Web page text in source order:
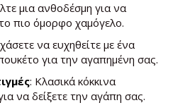
μια ανθοδέσμη για να
πιο όμορφο χαμόγελο.
να ευχηθείτε με ένα
για την αγαπημένη σας.
: Κλασικά κόκκινα
να δείξετε την αγάπη σας.